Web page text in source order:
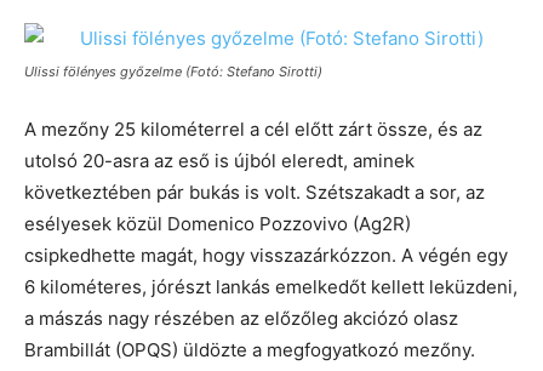
Ulissi fölényes győzelme (Fotó: Stefano Sirotti)
A mezőny 25 kilométerrel a cél előtt zárt össze, és az
utolsó 20-asra az eső is újból eleredt, aminek
következtében pár bukás is volt. Szétszakadt a sor, az
esélyesek közül Domenico Pozzovivo (Ag2R)
csipkedhette magát, hogy visszazárkózzon. A végén egy
6 kilométeres, jórészt lankás emelkedőt kellett leküzdeni,
a mászás nagy részében az előzőleg akciózó olasz
Brambillát (OPQS) üldözte a megfogyatkozó mezőny.